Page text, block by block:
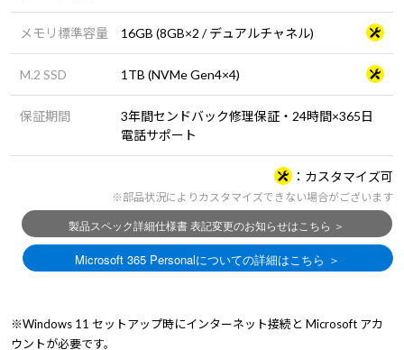
メモリ標準容量 16GB (8GB×2 / デュアルチャネル)
M.2 SSD 1TB (NVMe Gen4×4)
保証期間
3年間センドバック修理保証・24時間×365日
電話サポート
カスタマイズ可
※部品状況によりカスタマイズできない場合がございます
※Windows 11 セットアップ時にインターネット接続と Microsoft アカ
ウントが必要です。